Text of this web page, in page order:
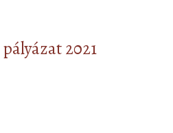
2021